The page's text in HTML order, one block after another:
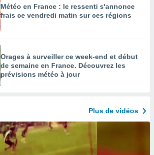
Météo en France : le ressenti s'annonce
frais ce vendredi matin sur ces régions
Orages à surveiller ce week-end et début
de semaine en France. Découvrez les
prévisions météo à jour
Plus de vidéos